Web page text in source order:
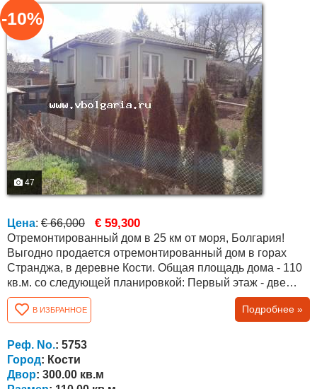
47
-10%
Цена: € 66,000 € 59,300
Отремонтированный дом в 25 км от моря, Болгария!
Выгодно продается отремонтированный дом в горах
Странджа, в деревне Кости. Общая площадь дома - 110
кв.м. со следующей планировкой: Первый этаж - две
комнаты, два склада, ванная комната и туалет . Второй
этаж/ жилой / - гостиная, кухня, ванная комната с
туалетом, две спальни /одна с ванной комнатой с
туалетом / полумассивный гараж. Двор 300 кв.м. с
возможностью покупки еще 160 кв.м....
В ИЗБРАННОЕ Подробнее »
Реф. No.: 5753
Город: Кости
Двор: 300.00 кв.м